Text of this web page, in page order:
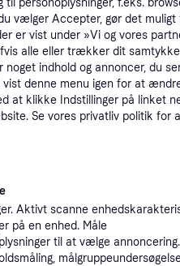
39 kr. fragt
vælger Accepter, gør det muligt
er vist under »Vi og vores
alle eller trækker dit
indhold og annoncer, du
denne menu igen for at
at klikke Indstillinger på linket
Se vores privatliv politik for
Aktivt scanne
på en enhed. Måle
til at vælge